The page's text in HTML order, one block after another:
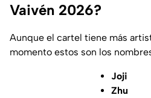
Vaivén 2026?
Aunque el cartel tiene más
momento estos son los
Joji
Zhu